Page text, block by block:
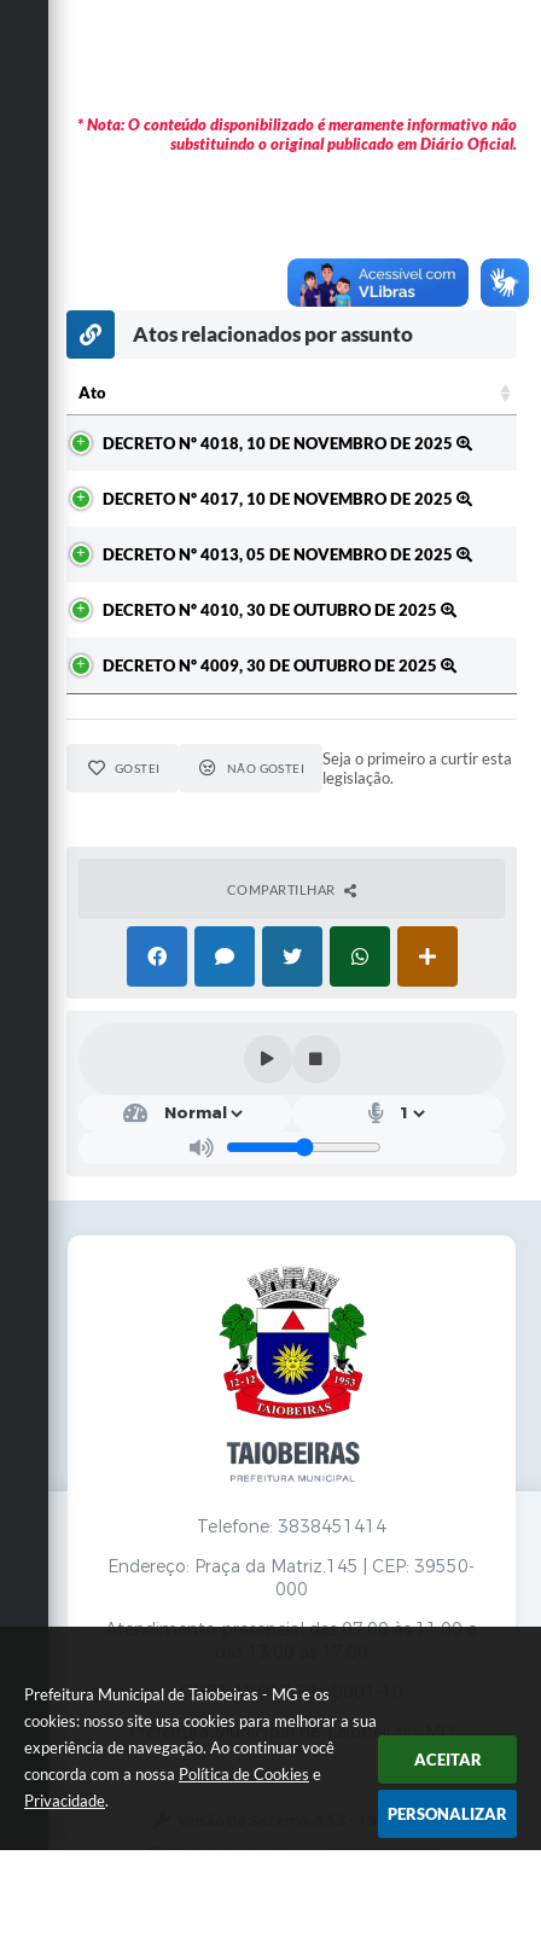
Prefeitura Municipal de Taiobeiras - MG e os
cookies: nosso site usa cookies para melhorar a sua
experiência de navegação. Ao continuar você
concorda com a nossa Política de Cookies e
Privacidade.
ACEITAR
PERSONALIZAR
Secretarias
* Nota: O conteúdo disponibilizado é meramente informativo não
substituindo o original publicado em Diário Oficial.
Atos relacionados por assunto
Ato
DECRETO Nº 4018, 10 DE NOVEMBRO DE 2025
DECRETO Nº 4017, 10 DE NOVEMBRO DE 2025
DECRETO Nº 4013, 05 DE NOVEMBRO DE 2025
DECRETO Nº 4010, 30 DE OUTUBRO DE 2025
DECRETO Nº 4009, 30 DE OUTUBRO DE 2025
GOSTEI NÃO GOSTEI
Seja o primeiro a curtir esta
legislação.
COMPARTILHAR
Telefone: 3838451414
Endereço: Praça da Matriz,145 | CEP: 39550-
000
Atendimento presencial das 07:00 às 11:00 e
CNPJ: 18.017.384/0001-10
Prefeitura Municipal de Taiobeiras - MG
3.5.3 - 19/06/2026
Portal atualizado em:07/08/2026 12:00